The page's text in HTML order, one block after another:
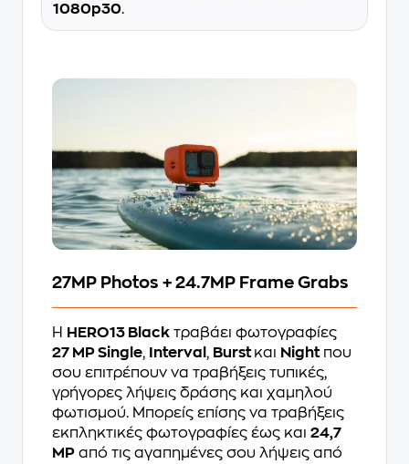
1080p30.
27MP Photos + 24.7MP Frame Grabs
Η HERO13 Black τραβάει φωτογραφίες
27 MP Single, Interval , Burstκαι Nightπου
σου επιτρέπουν να τραβήξεις τυπικές,
γρήγορες λήψεις δράσης και χαμηλού
φωτισμού. Μπορείς επίσης να τραβήξεις
εκπληκτικές φωτογραφίες έως και 24,7
MP από τις αγαπημένες σου λήψεις από